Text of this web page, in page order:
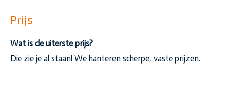
Prijs
Wat is de uiterste prijs?
Die zie je al staan! We hanteren scherpe, vaste prijzen.